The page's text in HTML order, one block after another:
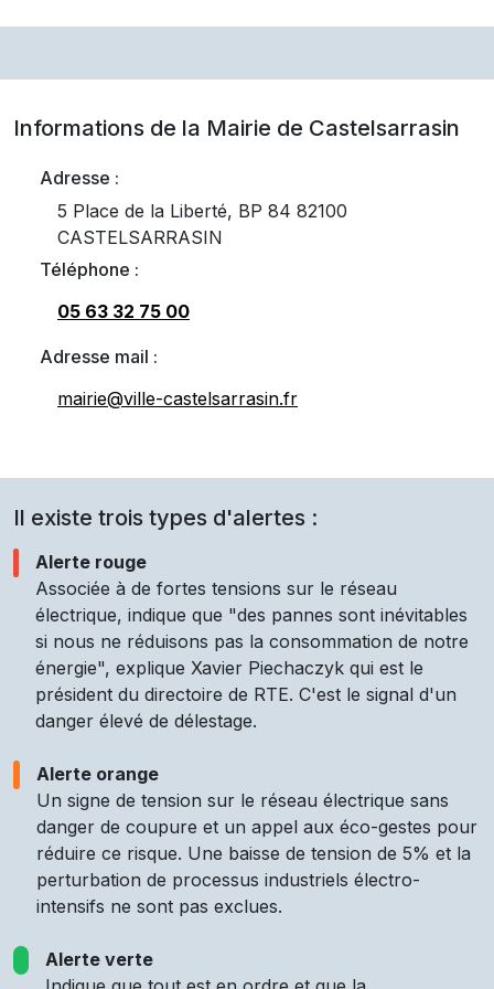
Informations de la Mairie de Castelsarrasin
Adresse :
5 Place de la Liberté, BP 84 82100
CASTELSARRASIN
Téléphone :
05 63 32 75 00
Adresse mail :
mairie@ville-castelsarrasin.fr
Il existe trois types d'alertes :
Alerte rouge
Associée à de fortes tensions sur le réseau
électrique, indique que "des pannes sont inévitables
si nous ne réduisons pas la consommation de notre
énergie", explique Xavier Piechaczyk qui est le
président du directoire de RTE. C'est le signal d'un
danger élevé de délestage.
Alerte orange
Un signe de tension sur le réseau électrique sans
danger de coupure et un appel aux éco-gestes pour
réduire ce risque. Une baisse de tension de 5% et la
perturbation de processus industriels électro-
intensifs ne sont pas exclues.
Alerte verte